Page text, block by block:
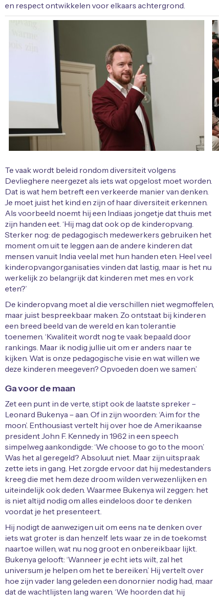
en respect ontwikkelen voor elkaars achtergrond.
Te vaak wordt beleid rondom diversiteit volgens
Devlieghere neergezet als iets wat opgelost moet worden.
Dat is wat hem betreft een verkeerde manier van denken.
Je moet juist het kind en zijn of haar diversiteit erkennen.
Als voorbeeld noemt hij een Indiaas jongetje dat thuis met
zijn handen eet. ‘Hij mag dat ook op de kinderopvang.
Sterker nog: de pedagogisch medewerkers gebruiken het
moment om uit te leggen aan de andere kinderen dat
mensen vanuit India veelal met hun handen eten. Heel veel
kinderopvangorganisaties vinden dat lastig, maar is het nu
werkelijk zo belangrijk dat kinderen met mes en vork
eten?’
De kinderopvang moet al die verschillen niet wegmoffelen,
maar juist bespreekbaar maken. Zo ontstaat bij kinderen
een breed beeld van de wereld en kan tolerantie
toenemen. ‘Kwaliteit wordt nog te vaak bepaald door
rankings. Maar ik nodig jullie uit om er anders naar te
kijken. Wat is onze pedagogische visie en wat willen we
deze kinderen meegeven? Opvoeden doen we samen.’
Ga voor de maan
Zet een punt in de verte, stipt ook de laatste spreker –
Leonard Bukenya – aan. Of in zijn woorden: ‘Aim for the
moon’. Enthousiast vertelt hij over hoe de Amerikaanse
president John F. Kennedy in 1962 in een speech
simpelweg aankondigde: ‘We choose to go to the moon.’
Was het al geregeld? Absoluut niet. Maar zijn uitspraak
zette iets in gang. Het zorgde ervoor dat hij medestanders
kreeg die met hem deze droom wilden verwezenlijken en
uiteindelijk ook deden. Waarmee Bukenya wil zeggen: het
is niet altijd nodig om alles eindeloos door te denken
voordat je het presenteert.
Hij nodigt de aanwezigen uit om eens na te denken over
iets wat groter is dan henzelf. Iets waar ze in de toekomst
naartoe willen, wat nu nog groot en onbereikbaar lijkt.
Bukenya gelooft: ‘Wanneer je echt iets wilt, zal het
universum je helpen om het te bereiken.’ Hij vertelt over
hoe zijn vader lang geleden een donornier nodig had, maar
dat de wachtlijsten lang waren. ‘We hoorden dat hij